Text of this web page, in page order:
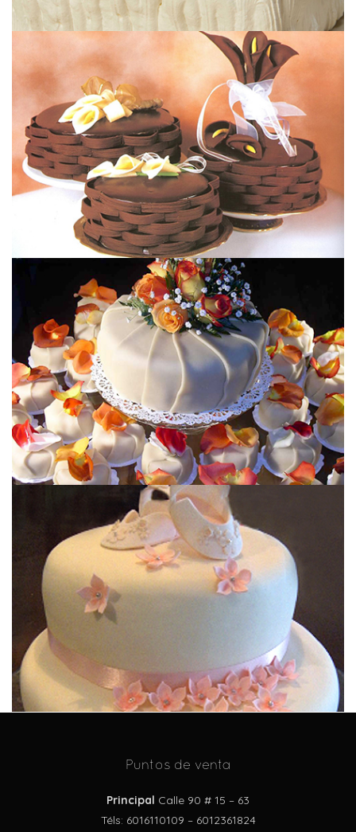
PRIMERA COMUNIÓN
15 AÑOS
BAUTIZOS
Puntos de venta
Principal Calle 90 # 15 – 63
Téls: 6016110109 – 6012361824